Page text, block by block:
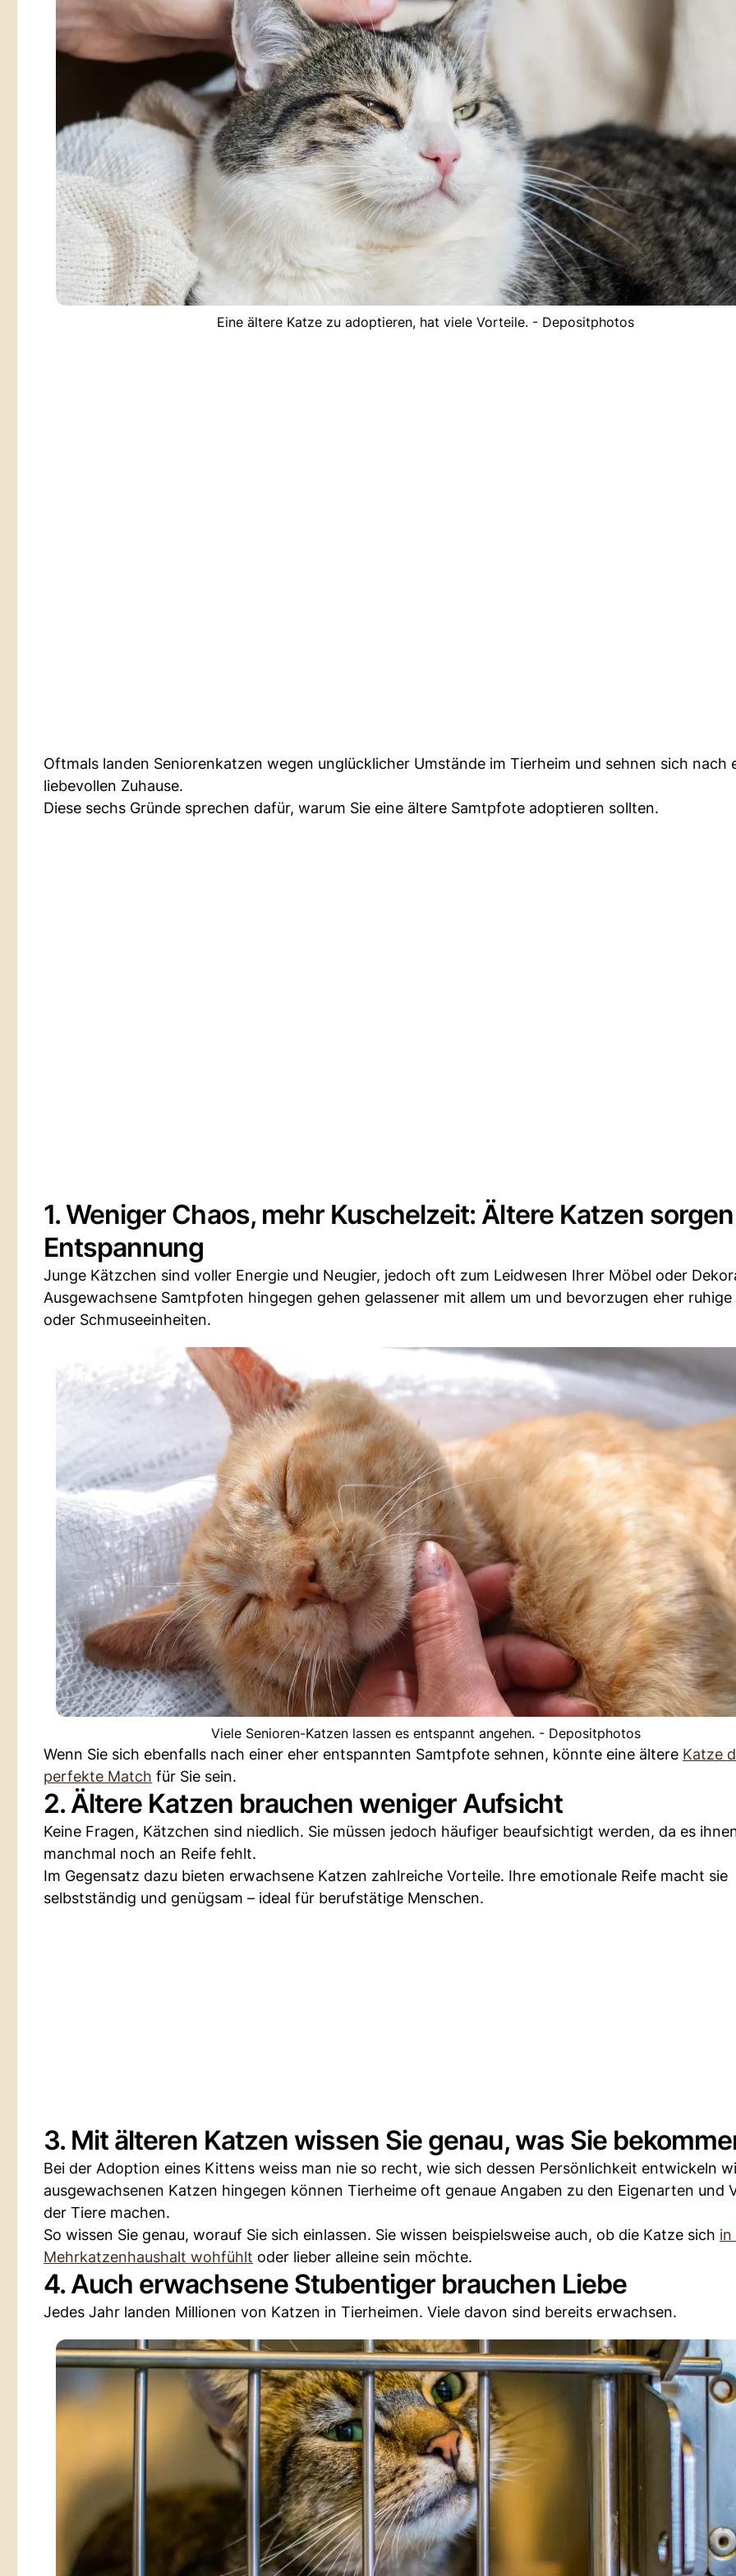
Eine ältere Katze zu adoptieren, hat viele Vorteile. - Depositphotos
Oftmals landen Seniorenkatzen wegen unglücklicher Umstände im Tierheim und sehnen sich nach
liebevollen Zuhause.
Diese sechs Gründe sprechen dafür, warum Sie eine ältere Samtpfote adoptieren sollten.
1. Weniger Chaos, mehr Kuschelzeit: Ältere Katzen
Entspannung
Junge Kätzchen sind voller Energie und Neugier, jedoch oft zum Leidwesen Ihrer Möbel oder
Ausgewachsene Samtpfoten hingegen gehen gelassener mit allem um und bevorzugen eher ruhige
oder Schmuseeinheiten.
Viele Senioren-Katzen lassen es entspannt angehen. - Depositphotos
Wenn Sie sich ebenfalls nach einer eher entspannten Samtpfote sehnen, könnte eine ältere Katze
perfekte Match für Sie sein.
2. Ältere Katzen brauchen weniger Aufsicht
Keine Fragen, Kätzchen sind niedlich. Sie müssen jedoch häufiger beaufsichtigt werden, da es
manchmal noch an Reife fehlt.
Im Gegensatz dazu bieten erwachsene Katzen zahlreiche Vorteile. Ihre emotionale Reife macht sie
selbstständig und genügsam – ideal für berufstätige Menschen.
3. Mit älteren Katzen wissen Sie genau, was Sie
Bei der Adoption eines Kittens weiss man nie so recht, wie sich dessen Persönlichkeit entwickeln
ausgewachsenen Katzen hingegen können Tierheime oft genaue Angaben zu den Eigenarten und
der Tiere machen.
So wissen Sie genau, worauf Sie sich einlassen. Sie wissen beispielsweise auch, ob die Katze sich in
Mehrkatzenhaushalt wohfühlt oder lieber alleine sein möchte.
4. Auch erwachsene Stubentiger brauchen Liebe
Jedes Jahr landen Millionen von Katzen in Tierheimen. Viele davon sind bereits erwachsen.